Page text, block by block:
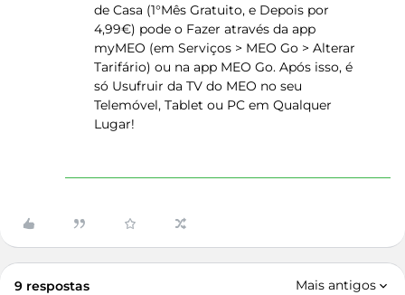
de Casa (1°Mês Gratuito, e Depois por
4,99€) pode o Fazer através da app
myMEO (em Serviços > MEO Go > Alterar
Tarifário) ou na app MEO Go. Após isso, é
só Usufruir da TV do MEO no seu
Telemóvel, Tablet ou PC em Qualquer
Lugar!
9 respostas Mais antigos